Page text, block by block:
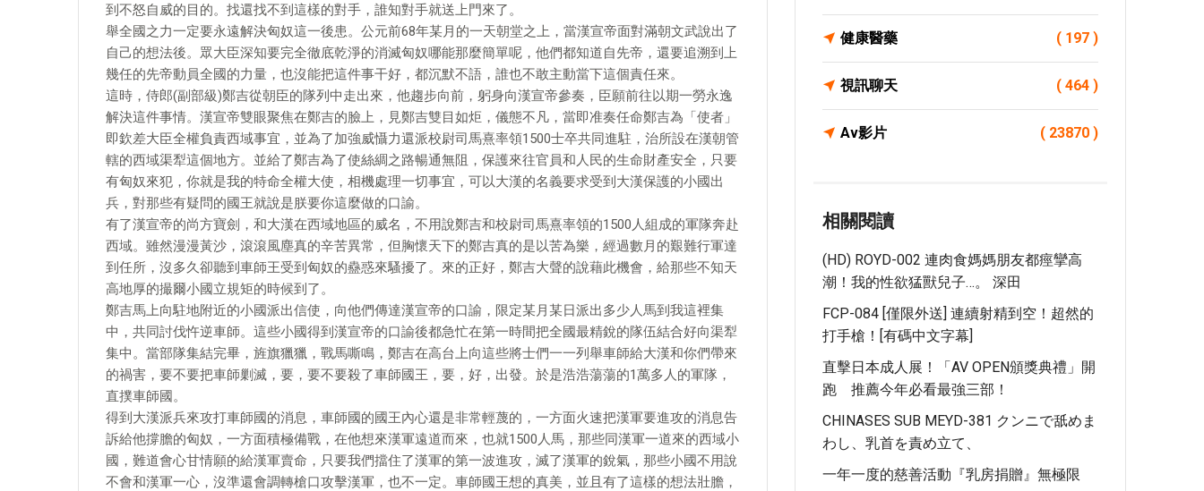
到不怒自威的目的。找還找不到這樣的對手，誰知對手就送上門來了。
舉全國之力一定要永遠解決匈奴這一後患。公元前68年某月的一天朝堂之上，當漢宣帝面對滿朝文武說出了
自己的想法後。眾大臣深知要完全徹底乾淨的消滅匈奴哪能那麼簡單呢，他們都知道自先帝，還要追溯到上
幾任的先帝動員全國的力量，也沒能把這件事干好，都沉默不語，誰也不敢主動當下這個責任來。
這時，侍郎(副部級)鄭吉從朝臣的隊列中走出來，他趨步向前，躬身向漢宣帝參奏，臣願前往以期一勞永逸
解決這件事情。漢宣帝雙眼聚焦在鄭吉的臉上，見鄭吉雙目如炬，儀態不凡，當即准奏任命鄭吉為「使者」
即欽差大臣全權負責西域事宜，並為了加強威懾力還派校尉司馬熹率領1500士卒共同進駐，治所設在漢朝管
轄的西域渠犁這個地方。並給了鄭吉為了使絲綢之路暢通無阻，保護來往官員和人民的生命財產安全，只要
有匈奴來犯，你就是我的特命全權大使，相機處理一切事宜，可以大漢的名義要求受到大漢保護的小國出
兵，對那些有疑問的國王就說是朕要你這麼做的口諭。
有了漢宣帝的尚方寶劍，和大漢在西域地區的威名，不用說鄭吉和校尉司馬熹率領的1500人組成的軍隊奔赴
西域。雖然漫漫黃沙，滾滾風塵真的辛苦異常，但胸懷天下的鄭吉真的是以苦為樂，經過數月的艱難行軍達
到任所，沒多久卻聽到車師王受到匈奴的蠱惑來騷擾了。來的正好，鄭吉大聲的說藉此機會，給那些不知天
高地厚的撮爾小國立規矩的時候到了。
鄭吉馬上向駐地附近的小國派出信使，向他們傳達漢宣帝的口諭，限定某月某日派出多少人馬到我這裡集
中，共同討伐忤逆車師。這些小國得到漢宣帝的口諭後都急忙在第一時間把全國最精銳的隊伍結合好向渠犁
集中。當部隊集結完畢，旌旗獵獵，戰馬嘶鳴，鄭吉在高台上向這些將士們一一列舉車師給大漢和你們帶來
的禍害，要不要把車師剿滅，要，要不要殺了車師國王，要，好，出發。於是浩浩蕩蕩的1萬多人的軍隊，
直撲車師國。
得到大漢派兵來攻打車師國的消息，車師國的國王內心還是非常輕蔑的，一方面火速把漢軍要進攻的消息告
訴給他撐膽的匈奴，一方面積極備戰，在他想來漢軍遠道而來，也就1500人馬，那些同漢軍一道來的西域小
國，難道會心甘情願的給漢軍賣命，只要我們擋住了漢軍的第一波進攻，滅了漢軍的銳氣，那些小國不用說
不會和漢軍一心，沒準還會調轉槍口攻擊漢軍，也不一定。車師國王想的真美，並且有了這樣的想法壯膽，
健康醫藥 ( 197 )
視訊聊天 ( 464 )
Av影片 ( 23870 )
相關閱讀
(HD) ROYD-002 連肉食媽媽朋友都痙攣高
潮！我的性欲猛獸兒子…。 深田
FCP-084 [僅限外送] 連續射精到空！超然的
打手槍！[有碼中文字幕]
直擊日本成人展！「AV OPEN頒獎典禮」開
跑 推薦今年必看最強三部！
CHINASES SUB MEYD-381 クンニで舐めま
わし、乳首を責め立て、
一年一度的慈善活動『乳房捐贈』無極限